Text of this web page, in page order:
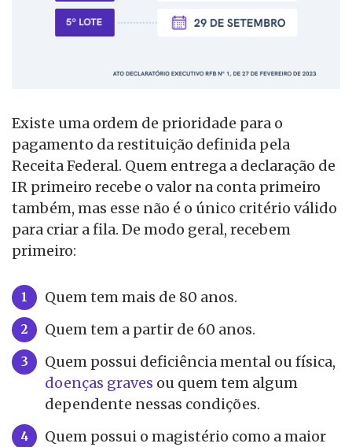
Existe uma ordem de prioridade para o
pagamento da restituição definida pela
Receita Federal. Quem entrega a declaração de
IR primeiro recebe o valor na conta primeiro
também, mas esse não é o único critério válido
para criar a fila. De modo geral, recebem
primeiro:
Quem tem mais de 80 anos.
Quem tem a partir de 60 anos.
Quem possui deficiência mental ou física,
doenças graves ou quem tem algum
dependente nessas condições.
Quem possui o magistério como a maior